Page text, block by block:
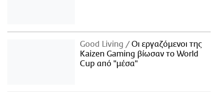
Good Living
Οι εργαζόμενοι της
Kaizen Gaming βίωσαν το World
Cup από "μέσα"